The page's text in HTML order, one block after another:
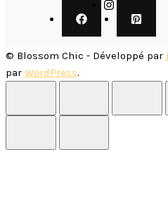
© Blossom Chic - Développé par
par WordPress.